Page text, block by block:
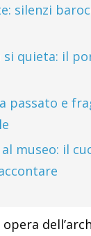
silenzi
si quieta: il
passato e
museo: il
opera